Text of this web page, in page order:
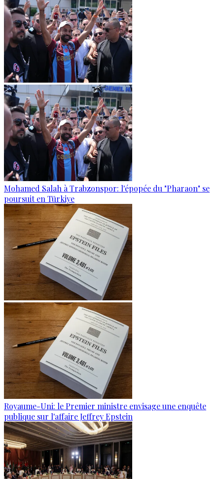
Mohamed Salah à Trabzonspor: l'épopée du "Pharaon" se
poursuit en Türkiye
Royaume-Uni: le Premier ministre envisage une enquête
publique sur l'affaire Jeffrey Epstein